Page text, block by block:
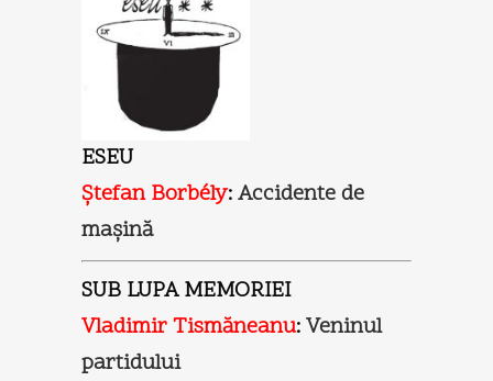
ESEU
Ştefan Borbély:Accidente de
maşină
SUB LUPA MEMORIEI
Vladimir Tismăneanu:Veninul
partidului